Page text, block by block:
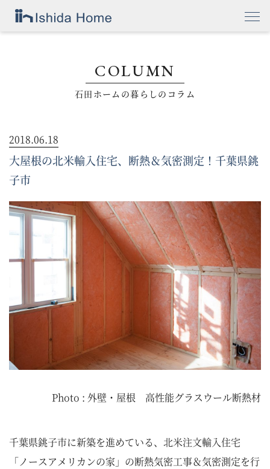
COLUMN
石田ホームの暮らしのコラム
2018.06.18
大屋根の北米輸入住宅、断熱＆気密測定！千葉県銚
子市
Photo : 外壁・屋根 高性能グラスウール断熱材
千葉県銚子市に新築を進めている、北米注文輸入住宅
「ノースアメリカンの家」の断熱気密工事＆気密測定を行